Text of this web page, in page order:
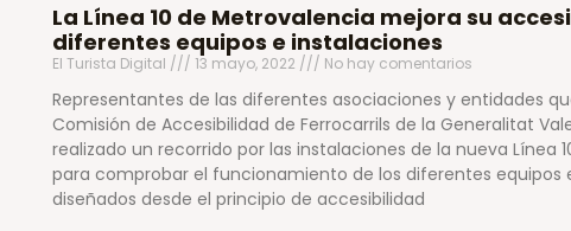
La Línea 10 de Metrovalencia mejora su
diferentes equipos e instalaciones
El Turista Digital 13 mayo, 2022 No hay comentarios
Representantes de las diferentes asociaciones y entidades
Comisión de Accesibilidad de Ferrocarrils de la Generalitat
realizado un recorrido por las instalaciones de la nueva Línea
para comprobar el funcionamiento de los diferentes equipos
diseñados desde el principio de accesibilidad